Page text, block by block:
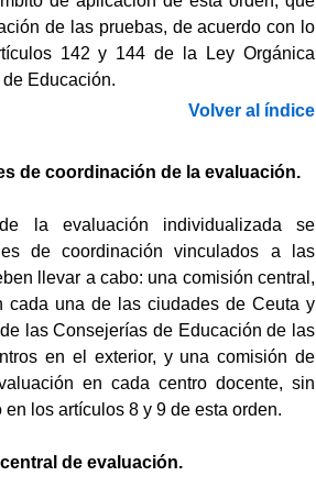
de las pruebas, de acuerdo con lo
142 y 144 de la Ley Orgánica
Educación.
Volver al índice
de coordinación de la evaluación.
la evaluación individualizada se
de coordinación vinculados a las
llevar a cabo: una comisión central,
cada una de las ciudades de Ceuta y
las Consejerías de Educación de las
en el exterior, y una comisión de
en cada centro docente, sin
los artículos 8 y 9 de esta orden.
de evaluación.